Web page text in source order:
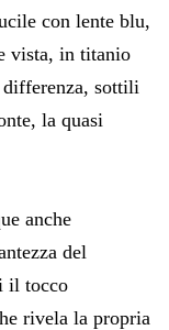
con lente blu,
vista, in titanio
sottili
la quasi
anche
del
il tocco
rivela la propria